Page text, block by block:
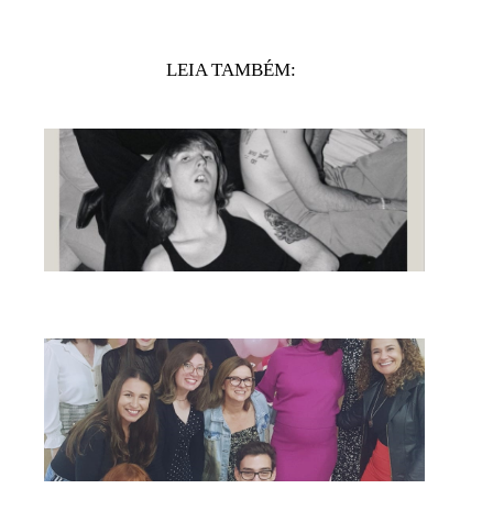
LEIA TAMBÉM: